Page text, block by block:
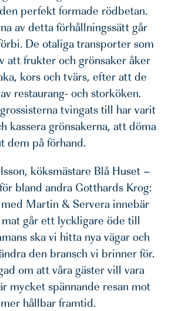
perfekt formade rödbetan.
av detta förhållningssätt går
De otaliga transporter som
att frukter och grönsaker åker
kors och tvärs, efter att de
restaurang- och storköken.
tvingats till har varit
kassera grönsakerna, att döma
dem på förhand.
köksmästare Blå Huset –
bland andra Gotthards Krog:
Martin & Servera innebär
går ett lyckligare öde till
ska vi hitta nya vägar och
den bransch vi brinner för.
om att våra gäster vill vara
mycket spännande resan mot
hållbar framtid.